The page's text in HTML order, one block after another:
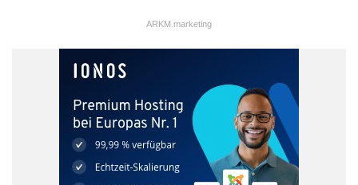
ARKM.marketing